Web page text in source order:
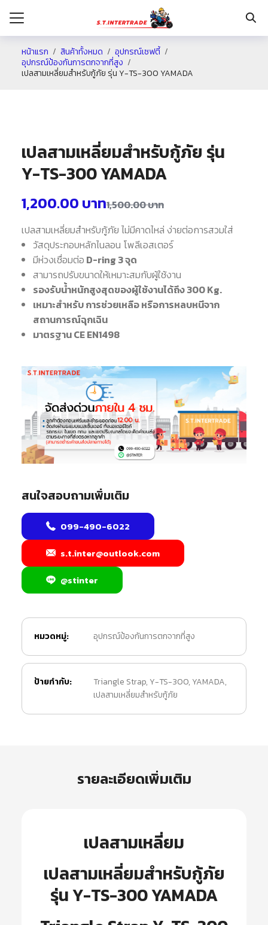
หน้าแรก สินค้าทั้งหมด
อุปกรณ์เซฟตี้
อุปกรณ์ป้องกันการตกจากที่สูง
เปลสามเหลี่ยมสำหรับกู้ภัย รุ่น Y-TS-300 YAMADA
เปลสามเหลี่ยมสำหรับกู้ภัย รุ่น
Y-TS-300 YAMADA
1,500.00บาท
1,200.00 บาท
เปลสามเหลี่ยมสำหรับกู้ภัย ไม่มีคาดไหล่ ง่ายต่อการสวมใส่
วัสดุประกอบหลักไนลอน โพลีเอสเตอร์
มีห่วงเชื่อมต่อ D-ring 3 จุด
สามารถปรับขนาดให้เหมาะสมกับผู้ใช้งาน
รองรับน้ำหนักสูงสุดของผู้ใช้งานได้ถึง 300 Kg.
เหมาะสำหรับ การช่วยเหลือ หรือการหลบหนีจาก
สถานการณ์ฉุกเฉิน
มาตรฐาน CE EN1498
สนใจสอบถามเพิ่มเติม
099-490-6022
s.t.inter@outlook.com
@stinter
หมวดหมู่: อุปกรณ์ป้องกันการตกจากที่สูง
ป้ายกำกับ: Triangle Strap, Y-TS-300, YAMADA,
เปลสามเหลี่ยมสำหรับกู้ภัย
รายละเอียดเพิ่มเติม
เปลสามเหลี่ยม
เปลสามเหลี่ยมสำหรับกู้ภัย
รุ่น Y-TS-300 YAMADA